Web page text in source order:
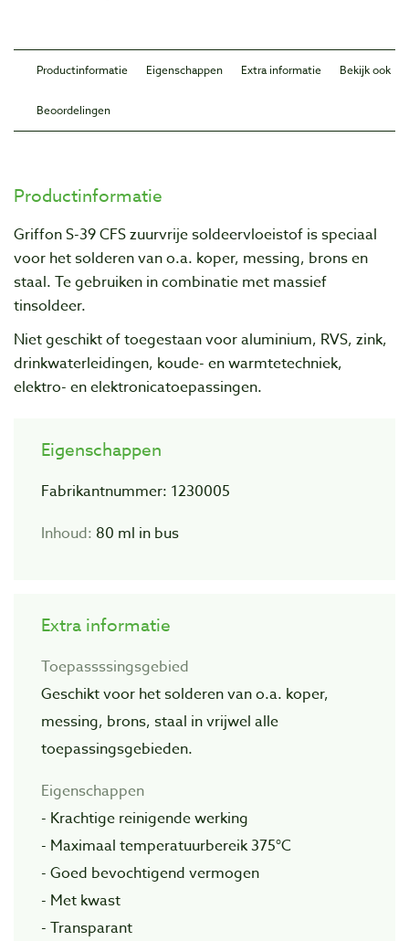
Productinformatie Eigenschappen Extra informatie Bekijk ook
Beoordelingen
Productinformatie
Griffon S-39 CFS zuurvrije soldeervloeistof is speciaal
voor het solderen van o.a. koper, messing, brons en
staal. Te gebruiken in combinatie met massief
tinsoldeer.
Niet geschikt of toegestaan voor aluminium, RVS, zink,
drinkwaterleidingen, koude- en warmtetechniek,
elektro- en elektronicatoepassingen.
Eigenschappen
Fabrikantnummer: 1230005
Inhoud: 80 ml in bus
Extra informatie
Toepassssingsgebied
Geschikt voor het solderen van o.a. koper,
messing, brons, staal in vrijwel alle
toepassingsgebieden.
Eigenschappen
- Krachtige reinigende werking
- Maximaal temperatuurbereik 375°C
- Goed bevochtigend vermogen
- Met kwast
- Transparant